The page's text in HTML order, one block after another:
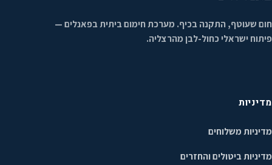
חום שעוטף, התקנה בכיף. מערכת חימום ביתית בפאנלים —
פיתוח ישראלי כחול-לבן מהרצליה.
מדיניות
מדיניות משלוחים
מדיניות ביטולים והחזרים